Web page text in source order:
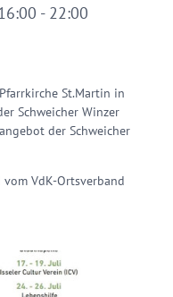
- 22:00
St.Martin in
Schweicher Winzer
der Schweicher
VdK-Ortsverband